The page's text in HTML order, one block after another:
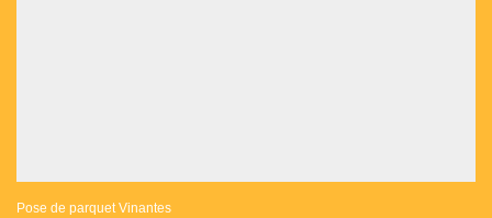
Pose de parquet Vinantes